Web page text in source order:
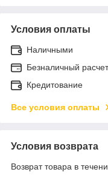
Условия оплаты
Наличными
Безналичный расчет
Кредитование
Все условия оплаты
Условия возврата
Возврат товара в